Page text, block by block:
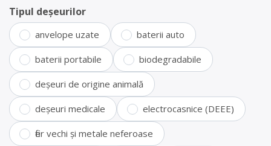
Tipul deșeurilor
anvelope uzate baterii auto
baterii portabile biodegradabile
deșeuri de origine animală
deșeuri medicale electrocasnice (DEEE)
fier vechi și metale neferoase